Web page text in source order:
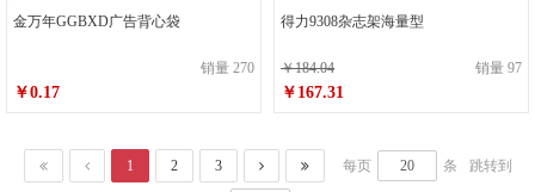
金万年GGBXD广告背心袋
销量 270
￥0.17
得力9308杂志架海量型
￥184.04 销量 97
￥167.31
1 2 3 每页 条 跳转到